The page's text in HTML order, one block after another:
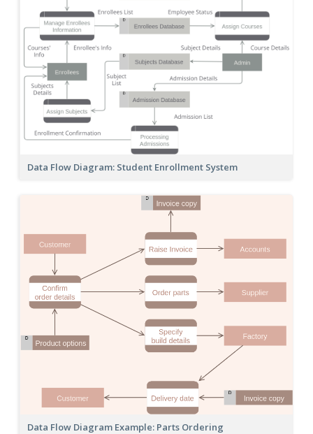
Data Flow Diagram: Student Enrollment System
Data Flow Diagram Example: Parts Ordering